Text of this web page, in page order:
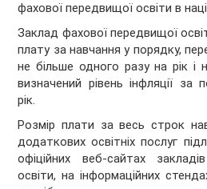
фахової передвищої освіти в
Заклад фахової передвищої
плату за навчання у порядку,
не більше одного разу на рік і
визначений рівень інфляції за
рік.
Розмір плати за весь строк
додаткових освітніх послуг
офіційних веб-сайтах
освіти, на інформаційних